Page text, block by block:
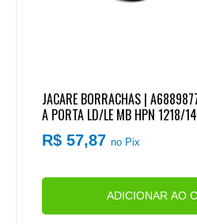
JACARE BORRACHAS |
A PORTA LD/LE MB HPN
35 MB 709/710/912/914
R$ 57,87no Pix
ADICIONAR AO